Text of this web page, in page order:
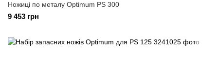
Ножиці по металу Optimum PS 300
9 453 грн